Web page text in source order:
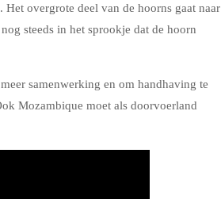
overgrote deel van de hoorns gaat naar
steeds in het sprookje dat de hoorn
samenwerking en om handhaving te
Mozambique moet als doorvoerland